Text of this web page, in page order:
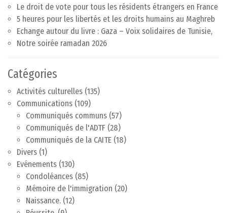
Le droit de vote pour tous les résidents étrangers en France
5 heures pour les libertés et les droits humains au Maghreb
Echange autour du livre : Gaza – Voix solidaires de Tunisie,
Notre soirée ramadan 2026
Catégories
Activités culturelles (135)
Communications (109)
Communiqués communs (57)
Communiqués de l'ADTF (28)
Communiqués de la CAITE (18)
Divers (1)
Evénements (130)
Condoléances (85)
Mémoire de l'immigration (20)
Naissance. (12)